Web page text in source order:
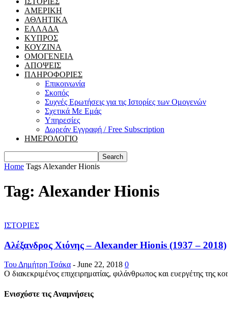
ΑΜΕΡΙΚΗ
ΑΘΛΗΤΙΚΑ
ΕΛΛΑΔΑ
ΚΥΠΡΟΣ
ΚΟΥΖΙΝΑ
ΟΜΟΓΕΝΕΙΑ
ΑΠΟΨΕΙΣ
ΠΛΗΡΟΦΟΡΙΕΣ
Επικοινωνία
Σκοπός
Συχνές Ερωτήσεις για τις Ιστορίες των Ομογενών
Σχετικά Με Εμάς
Υπηρεσίες
Δωρεάν Εγγραφή / Free Subscription
ΗΜΕΡΟΛΟΓΙΟ
Home Tags Alexander Hionis
Tag: Alexander Hionis
ΙΣΤΟΡΙΕΣ
Αλέξανδρος Χιόνης – Alexander Hionis (1937 – 2018)
Του Δημήτρη Τσάκα - June 22, 2018 0
Ο διακεκριμένος επιχειρηματίας, φιλάνθρωπος και ευεργέτης
Ενισχύστε τις Αναμνήσεις